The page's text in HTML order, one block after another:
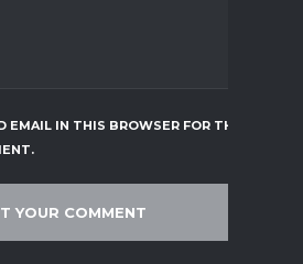
EMAIL IN THIS BROWSER FOR THE